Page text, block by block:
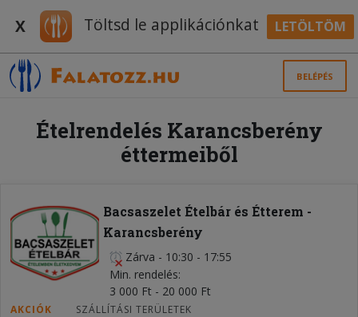
X Töltsd le applikációnkat LETÖLTÖM
BELÉPÉS
Ételrendelés Karancsberény
éttermeiből
Bacsaszelet Ételbár és Étterem -
Karancsberény
Zárva - 10:30 - 17:55
Min. rendelés
3 000 Ft - 20 000 Ft
AKCIÓK SZÁLLÍTÁSI TERÜLETEK